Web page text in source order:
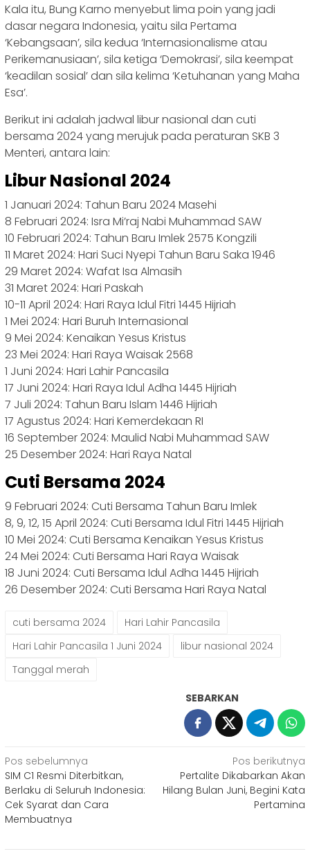
Kala itu, Bung Karno menyebut lima poin yang jadi
dasar negara Indonesia, yaitu sila Pertama
‘Kebangsaan’, sila kedua ‘Internasionalisme atau
Perikemanusiaan’, sila ketiga ‘Demokrasi’, sila keempat
‘keadilan sosial’ dan sila kelima ‘Ketuhanan yang Maha
Esa’.
Berikut ini adalah jadwal libur nasional dan cuti
bersama 2024 yang merujuk pada peraturan SKB 3
Menteri, antara lain:
Libur Nasional 2024
1 Januari 2024: Tahun Baru 2024 Masehi
8 Februari 2024: Isra Mi’raj Nabi Muhammad SAW
10 Februari 2024: Tahun Baru Imlek 2575 Kongzili
11 Maret 2024: Hari Suci Nyepi Tahun Baru Saka 1946
29 Maret 2024: Wafat Isa Almasih
31 Maret 2024: Hari Paskah
10-11 April 2024: Hari Raya Idul Fitri 1445 Hijriah
1 Mei 2024: Hari Buruh Internasional
9 Mei 2024: Kenaikan Yesus Kristus
23 Mei 2024: Hari Raya Waisak 2568
1 Juni 2024: Hari Lahir Pancasila
17 Juni 2024: Hari Raya Idul Adha 1445 Hijriah
7 Juli 2024: Tahun Baru Islam 1446 Hijriah
17 Agustus 2024: Hari Kemerdekaan RI
16 September 2024: Maulid Nabi Muhammad SAW
25 Desember 2024: Hari Raya Natal
Cuti Bersama 2024
9 Februari 2024: Cuti Bersama Tahun Baru Imlek
8, 9, 12, 15 April 2024: Cuti Bersama Idul Fitri 1445 Hijriah
10 Mei 2024: Cuti Bersama Kenaikan Yesus Kristus
24 Mei 2024: Cuti Bersama Hari Raya Waisak
18 Juni 2024: Cuti Bersama Idul Adha 1445 Hijriah
26 Desember 2024: Cuti Bersama Hari Raya Natal
cuti bersama 2024
Hari Lahir Pancasila
Hari Lahir Pancasila 1 Juni 2024
libur nasional 2024
Tanggal merah
SEBARKAN
Navigasi
pos
Pos sebelumnya
SIM C1 Resmi Diterbitkan,
Berlaku di Seluruh Indonesia:
Cek Syarat dan Cara
Membuatnya
Pos berikutnya
Pertalite Dikabarkan Akan
Hilang Bulan Juni, Begini Kata
Pertamina